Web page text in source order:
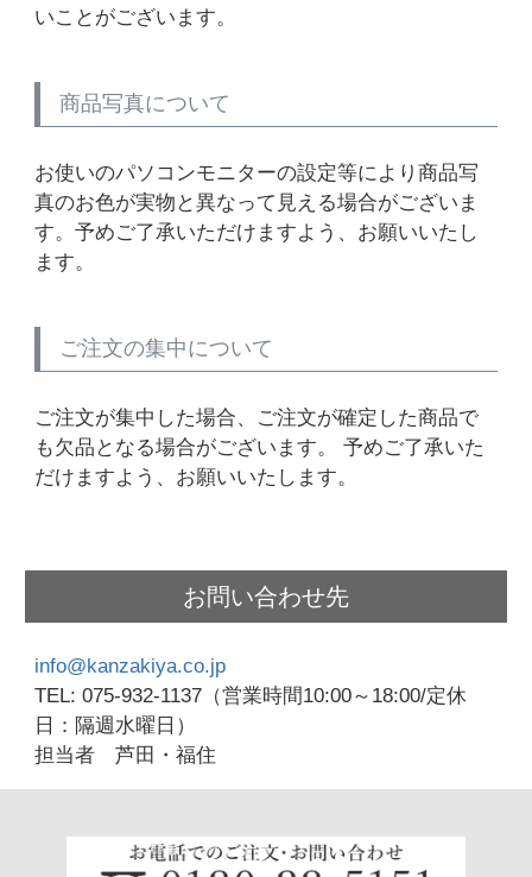
いことがございます。
商品写真について
お使いのパソコンモニターの設定等により商品写
真のお色が実物と異なって見える場合がございま
す。予めご了承いただけますよう、お願いいたし
ます。
ご注文の集中について
ご注文が集中した場合、ご注文が確定した商品で
も欠品となる場合がございます。 予めご了承いた
だけますよう、お願いいたします。
お問い合わせ先
info@kanzakiya.co.jp
075-932-1137 （営業時間10:00～18:00/定休
日：隔週水曜日）
担当者 芦田・福住